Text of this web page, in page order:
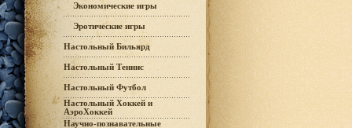
Экономические игры
Эротические игры
Настольный Бильярд
Настольный Теннис
Настольный Футбол
Настольный Хоккей и
АэроХоккей
Научно-познавательные